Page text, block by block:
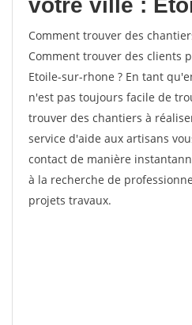
votre ville :
Comment trouver des
Comment trouver des clients
Etoile-sur-rhone ? En tant
n'est pas toujours facile de
trouver des chantiers à
service d'aide aux artisans
contact de manière
à la recherche de
projets travaux.